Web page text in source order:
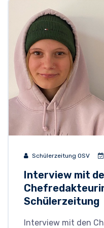
Schülerzeitung OSV
Interview mit
Schülerzeitung
Interview mit den